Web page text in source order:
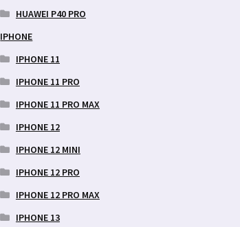
HUAWEI P40 PRO
IPHONE
IPHONE 11
IPHONE 11 PRO
IPHONE 11 PRO MAX
IPHONE 12
IPHONE 12 MINI
IPHONE 12 PRO
IPHONE 12 PRO MAX
IPHONE 13